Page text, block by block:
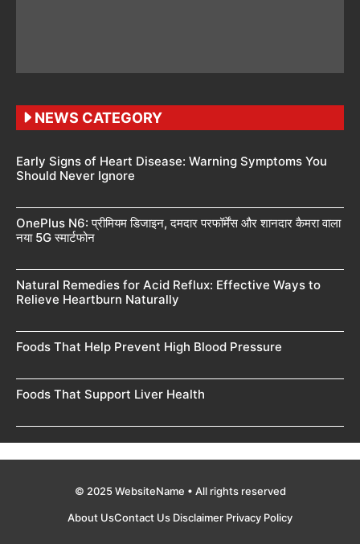
NEWS CATEGORY
Early Signs of Heart Disease: Warning Symptoms You
Should Never Ignore
OnePlus N6: प्रीमियम डिजाइन, दमदार परफॉर्मेंस और शानदार कैमरा वाला
नया 5G स्मार्टफोन
Natural Remedies for Acid Reflux: Effective Ways to
Relieve Heartburn Naturally
Foods That Help Prevent High Blood Pressure
Foods That Support Liver Health
© 2025 WebsiteName • All rights reserved
About UsContact Us Disclaimer Privacy Policy